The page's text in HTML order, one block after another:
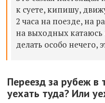
к суете, кипишу,
2 часа на поезде, на
на выходных катаюсь
делать особо нечего,
Переезд за рубеж в
уехать туда? Или